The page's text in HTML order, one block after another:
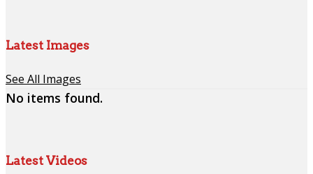
Latest Images
See All Images
No items found.
Latest Videos